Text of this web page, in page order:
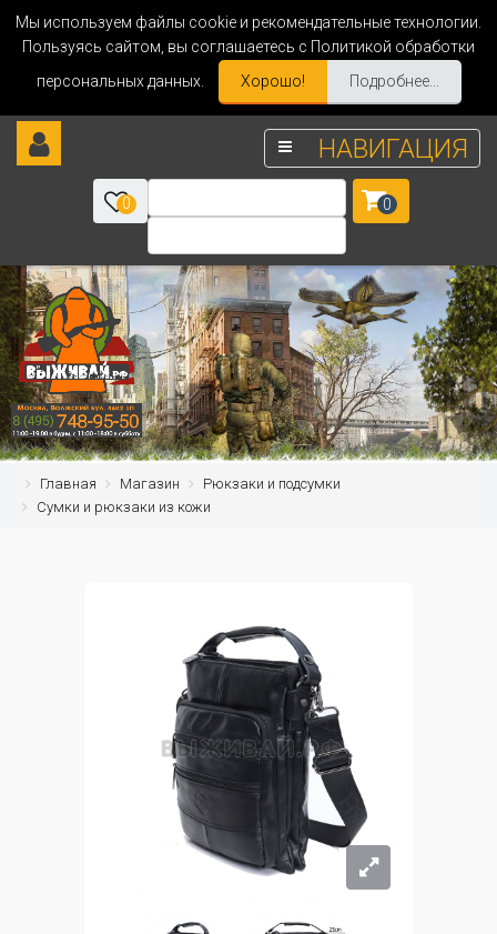
Мы используем файлы cookie и рекомендательные технологии.
Пользуясь сайтом, вы соглашаетесь с Политикой обработки
персональных данных.
Хорошо! Подробнее...
НАВИГАЦИЯ
0 0
Главная Магазин
Рюкзаки и подсумки
Сумки и рюкзаки из кожи